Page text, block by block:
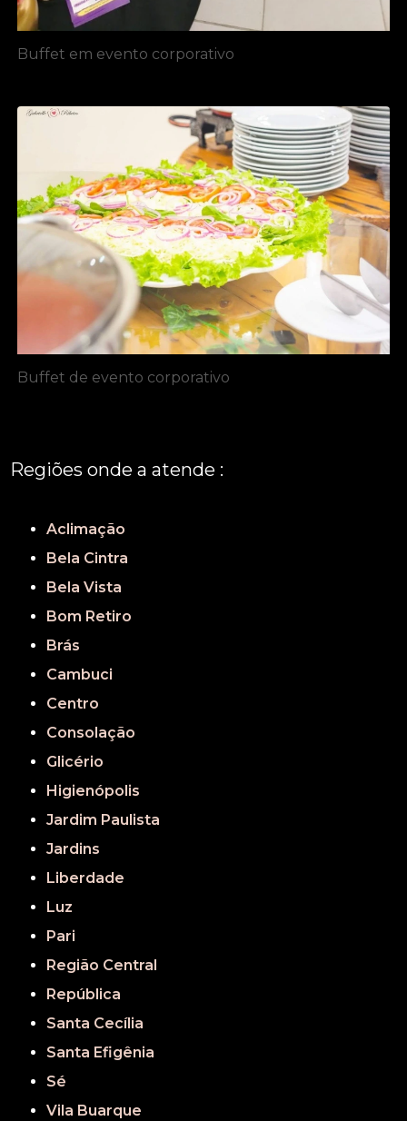
Buffet em evento corporativo
Buffet de evento corporativo
Regiões onde a atende :
Aclimação
Bela Cintra
Bela Vista
Bom Retiro
Brás
Cambuci
Centro
Consolação
Glicério
Higienópolis
Jardim Paulista
Jardins
Liberdade
Luz
Pari
Região Central
República
Santa Cecília
Santa Efigênia
Sé
Vila Buarque